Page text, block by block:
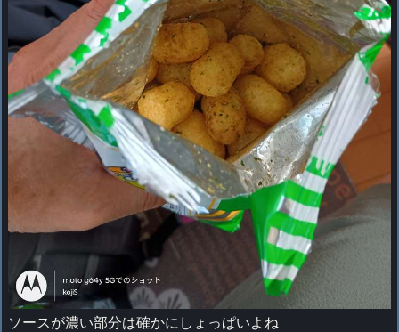
ソースが濃い部分は確かにしょっぱいよね